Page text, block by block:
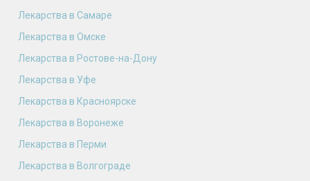
Лекарства в Самаре
Лекарства в Омске
Лекарства в Ростове-на-Дону
Лекарства в Уфе
Лекарства в Красноярске
Лекарства в Воронеже
Лекарства в Перми
Лекарства в Волгограде